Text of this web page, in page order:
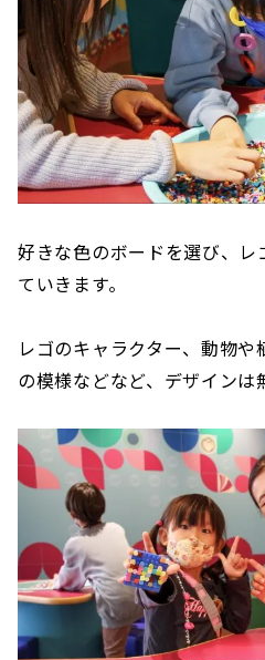
好きな色のボードを選び、レ
ていきます。
レゴのキャラクター、動物
の模様などなど、デザインは